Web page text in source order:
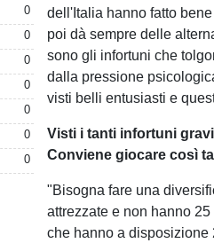
0
0
0
0
0
0
0
dell'Italia hanno fatto
poi dà sempre delle
sono gli infortuni che
dalla pressione
visti belli entusiasti e
Visti i tanti infortuni
Conviene giocare così
"Bisogna fare una
attrezzate e non hanno
che hanno a disposizione